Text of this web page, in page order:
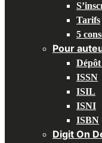
Tarifs
5
Pour
ISSN
ISIL
ISNI
ISBN
Digit On